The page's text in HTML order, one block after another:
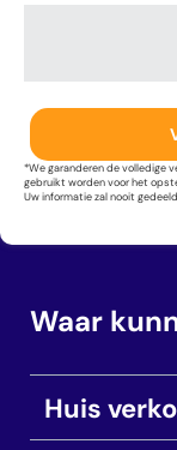
*We garanderen de volledige
gebruikt worden voor het
Uw informatie zal nooit
Waar
Huis